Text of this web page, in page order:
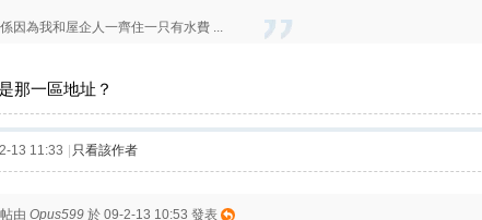
因為我和屋企人一齊住一只有水費 ...
那一區地址？
13 11:33 只看該作者
由 Opus599 於 09-2-13 10:53 發表